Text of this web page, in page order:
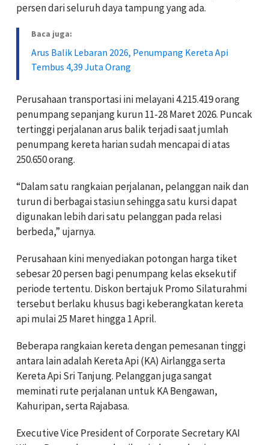
persen dari seluruh daya tampung yang ada.
Baca juga:
Arus Balik Lebaran 2026, Penumpang Kereta Api
Tembus 4,39 Juta Orang
Perusahaan transportasi ini melayani 4.215.419 orang
penumpang sepanjang kurun 11-28 Maret 2026. Puncak
tertinggi perjalanan arus balik terjadi saat jumlah
penumpang kereta harian sudah mencapai di atas
250.650 orang.
“Dalam satu rangkaian perjalanan, pelanggan naik dan
turun di berbagai stasiun sehingga satu kursi dapat
digunakan lebih dari satu pelanggan pada relasi
berbeda,” ujarnya.
Perusahaan kini menyediakan potongan harga tiket
sebesar 20 persen bagi penumpang kelas eksekutif
periode tertentu. Diskon bertajuk Promo Silaturahmi
tersebut berlaku khusus bagi keberangkatan kereta
api mulai 25 Maret hingga 1 April.
Beberapa rangkaian kereta dengan pemesanan tinggi
antara lain adalah Kereta Api (KA) Airlangga serta
Kereta Api Sri Tanjung. Pelanggan juga sangat
meminati rute perjalanan untuk KA Bengawan,
Kahuripan, serta Rajabasa.
Executive Vice President of Corporate Secretary KAI